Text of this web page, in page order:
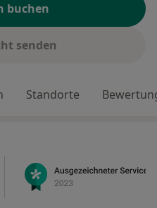
buchen
senden
Standorte